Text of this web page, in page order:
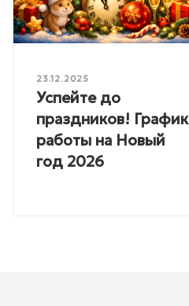
23.12.2025
Успейте до
праздников! График
работы на Новый
год 2026